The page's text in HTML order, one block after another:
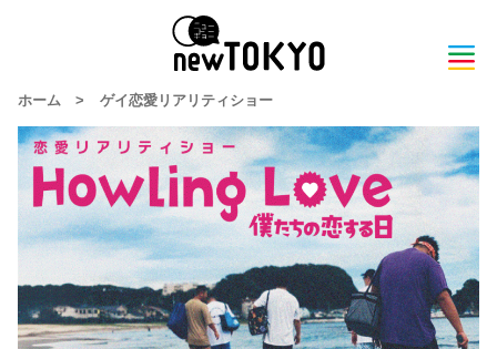
ホーム > ゲイ恋愛リアリティショー